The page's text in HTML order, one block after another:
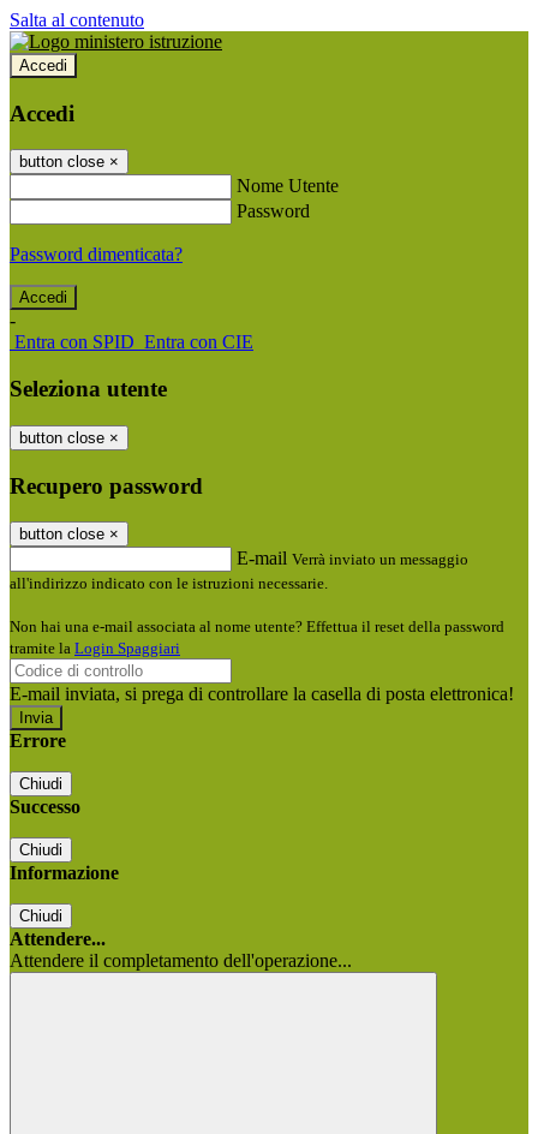
Salta al contenuto
Accedi
Accedi
button close ×
Nome Utente
Password
Password dimenticata?
-
Entra con SPID Entra con CIE
Seleziona utente
button close ×
Recupero password
button close ×
E-mail Verrà inviato un messaggio
all'indirizzo indicato con le istruzioni necessarie.
Non hai una e-mail associata al nome utente? Effettua il reset della password
tramite la Login Spaggiari
E-mail inviata, si prega di controllare la casella di posta elettronica!
Errore
Chiudi
Successo
Chiudi
Informazione
Chiudi
Attendere...
Attendere il completamento dell'operazione...